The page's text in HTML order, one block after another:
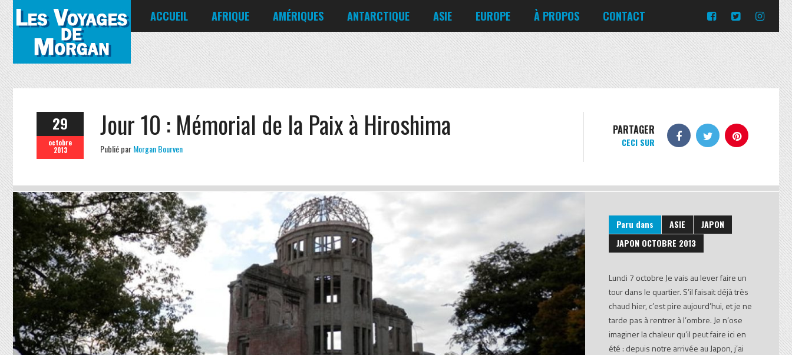
ACCUEIL AFRIQUE
Égypte
Kenya
AMÉRIQUES
Canada
Chili
États-Unis
Mexique
Nicaragua
ANTARCTIQUE ASIE
Bahreïn
Bangladesh
Corée du Nord
Corée du Sud
Emirats Arabes Unis
Japon
EUROPE
Allemagne
Biélorussie
Islande
Italie
Lituanie
Moldavie
Norvège
Portugal
Ukraine
République tchèque
Russie
Slovaquie
À PROPOS CONTACT
Turquie
Irlande
Moldavie
Norvège
Pologne
Russie
Slovaquie
Slovénie
29
octobre
2013
Jour 10 : Mémorial de la Paix à Hiroshima
Publié parMorgan Bourven
PARTAGER
CECI SUR
Paru dans ASIE
JAPON
JAPON OCTOBRE 2013
Lundi 7 octobre Je vais au lever faire un
tour dans le quartier. S’il faisait déjà très
chaud hier, c’est pire aujourd’hui, et je ne
tarde pas à rentrer à l’ombre. Je n’ose
imaginer la chaleur qu’il peut faire ici en
été : depuis notre arrivée au Japon, j’ai